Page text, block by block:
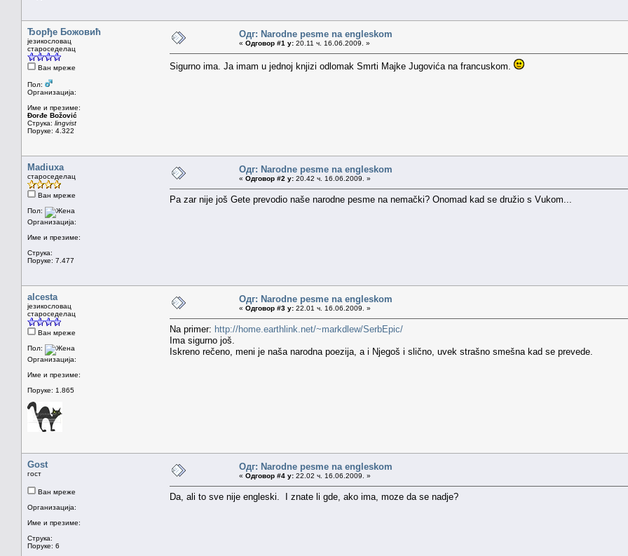
Ђорђе Божовић
језикословац
староседелац
Ван мреже
Пол:
Организација:
Име и презиме:
Đorđe Božović
Струка: lingvist
Поруке: 4.322
Одг: Narodne pesme na engleskom
« Одговор #1 у: 20.11 ч. 16.06.2009. »
Sigurno ima. Ja imam u jednoj knjizi odlomak Smrti Majke Jugovića na francuskom.
Madiuxa
староседелац
Ван мреже
Пол:
Организација:
Име и презиме:
Струка:
Поруке: 7.477
Одг: Narodne pesme na engleskom
« Одговор #2 у: 20.42 ч. 16.06.2009. »
Pa zar nije još Gete prevodio naše narodne pesme na nemački? Onomad kad se družio s Vukom...
alcesta
језикословац
староседелац
Ван мреже
Пол:
Организација:
Име и презиме:
Поруке: 1.865
Одг: Narodne pesme na engleskom
« Одговор #3 у: 22.01 ч. 16.06.2009. »
Na primer: http://home.earthlink.net/~markdlew/SerbEpic/
Ima sigurno još.
Iskreno rečeno, meni je naša narodna poezija, a i Njegoš i slično, uvek strašno smešna kad se prevede.
Gost
гост
Ван мреже
Организација:
Име и презиме:
Струка:
Поруке: 6
Одг: Narodne pesme na engleskom
« Одговор #4 у: 22.02 ч. 16.06.2009. »
Da, ali to sve nije engleski. I znate li gde, ako ima, moze da se nadje?